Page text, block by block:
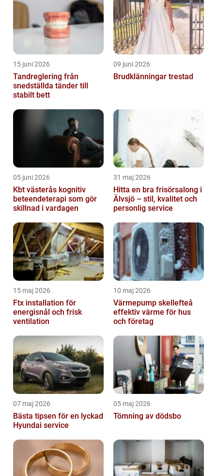
15 juni 2026
Tandreglering från
snedställda tänder till
stabilt bett
09 juni 2026
Brudklänningar trestad
05 juni 2026
Kbt västerås kognitiv
beteendeterapi som gör
skillnad i vardagen
31 maj 2026
Hitta en bra frisörsalong i
Älvsjö – stil, kvalitet och
personlig service
15 maj 2026
Ftx installation för
energisnål och frisk
ventilation
10 maj 2026
Värmepump skellefteå
effektiv värme för hus
och företag
07 maj 2026
Bästa tipsen för en lyckad
Hyundai service
05 maj 2026
Tömning av dödsbo